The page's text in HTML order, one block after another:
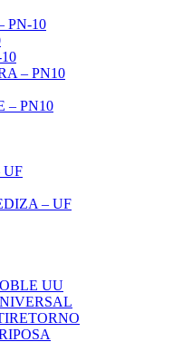
PN-10
– PN10
– PN10
UF
– UF
UU